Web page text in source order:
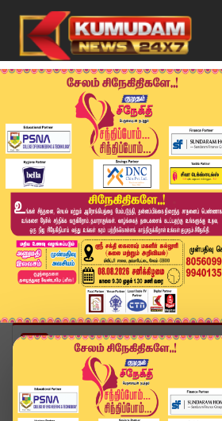
Home Topics CPI Mutharasan